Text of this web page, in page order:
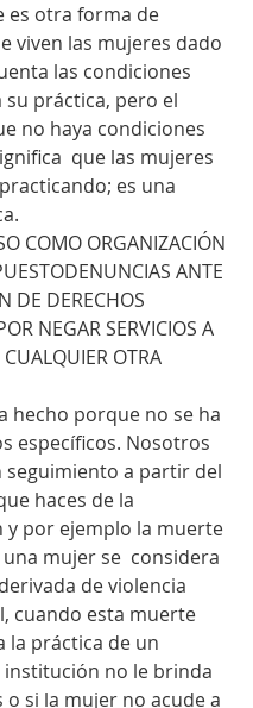
es otra forma de
viven las mujeres dado
las condiciones
su práctica, pero el
no haya condiciones
que las mujeres
es una
COMO ORGANIZACIÓN
ANTE
DE DERECHOS
NEGAR SERVICIOS A
OTRA
hecho porque no se ha
específicos. Nosotros
seguimiento a partir del
haces de la
y por ejemplo la muerte
mujer se  considera
de violencia
cuando esta muerte
la práctica de un
no le brinda
o si la mujer no acude a